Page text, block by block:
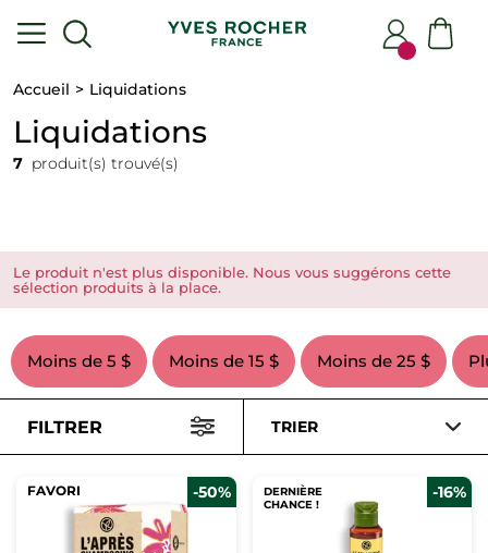
Accueil Liquidations
Liquidations
7 produit(s) trouvé(s)
Le produit n'est plus disponible. Nous vous suggérons cette
sélection produits à la place.
Moins de 5 $ Moins de 15 $ Moins de 25 $
FILTRER TRIER
FAVORI -50%
DERNIÈRE
CHANCE !
-16%